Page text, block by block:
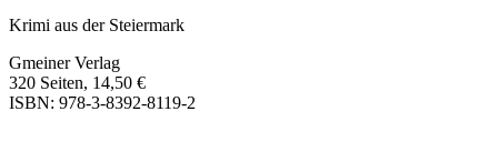
Krimi aus der Steiermark
Gmeiner Verlag
320 Seiten, 14,50 €
ISBN: 978-3-8392-8119-2